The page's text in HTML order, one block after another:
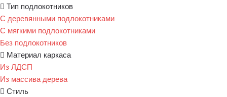
Тип подлокотников
С деревянными подлокотниками
С мягкими подлокотниками
Без подлокотников
Материал каркаса
Из ЛДСП
Из массива дерева
Стиль